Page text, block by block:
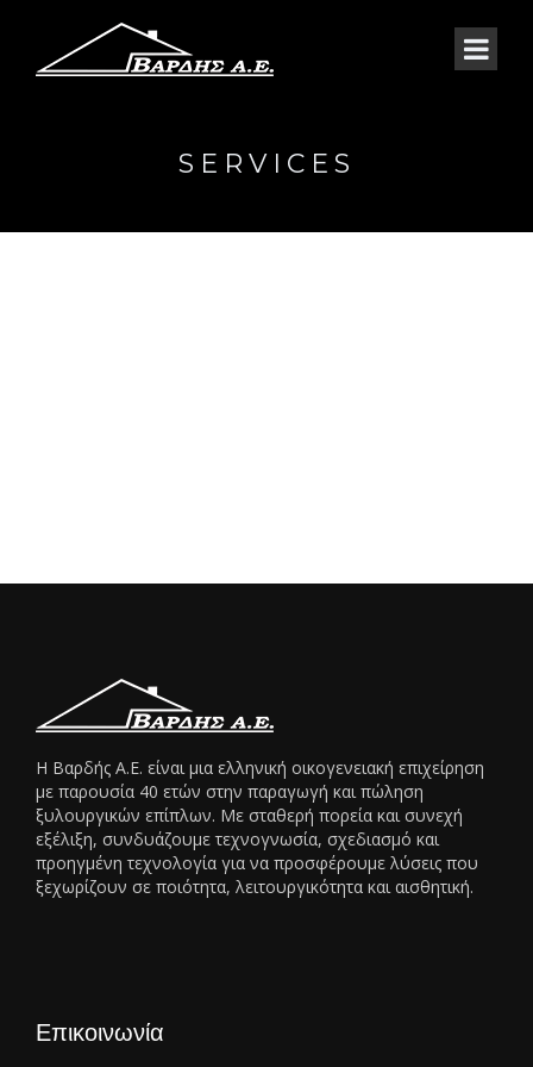
SERVICES
Η Βαρδής Α.Ε. είναι μια ελληνική οικογενειακή επιχείρηση
με παρουσία 40 ετών στην παραγωγή και πώληση
ξυλουργικών επίπλων. Με σταθερή πορεία και συνεχή
εξέλιξη, συνδυάζουμε τεχνογνωσία, σχεδιασμό και
προηγμένη τεχνολογία για να προσφέρουμε λύσεις που
ξεχωρίζουν σε ποιότητα, λειτουργικότητα και αισθητική.
Επικοινωνία